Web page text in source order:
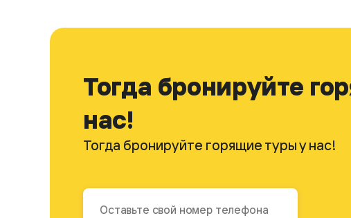
Тогда бронируйте
нас!
Тогда бронируйте горящие туры у нас!